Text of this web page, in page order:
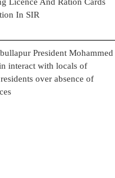
In SIR
President Mohammed
interact with locals of
over absence of